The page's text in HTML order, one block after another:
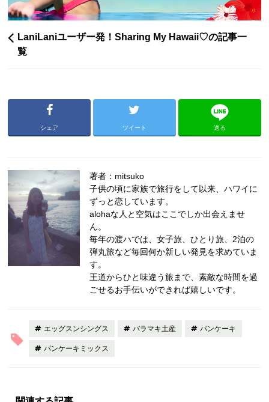
LaniLaniユーザー発！Sharing My Hawaii♡の記事一
覧
シェア ツイート 送る
著者：mitsuko
子供の頃に家族で旅行をして以来、ハワイに
ずっと恋しています。
alohaな人と空気はここでしか出会えませ
ん。
毎年の渡ハでは、女子旅、ひとり旅、2泊の
弾丸旅など毎回何か新しい発見を求めていま
す。
王道からひと味違う旅まで、素敵な時間を過
ごせるお手伝いができれば嬉しいです。
エッグスンシングス バラマキ土産 パンケーキ
パンケーキミックス